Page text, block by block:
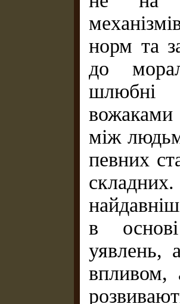
норм та
до
шлюбні
вожаками
між
певних
в
уявлень,
впливом,